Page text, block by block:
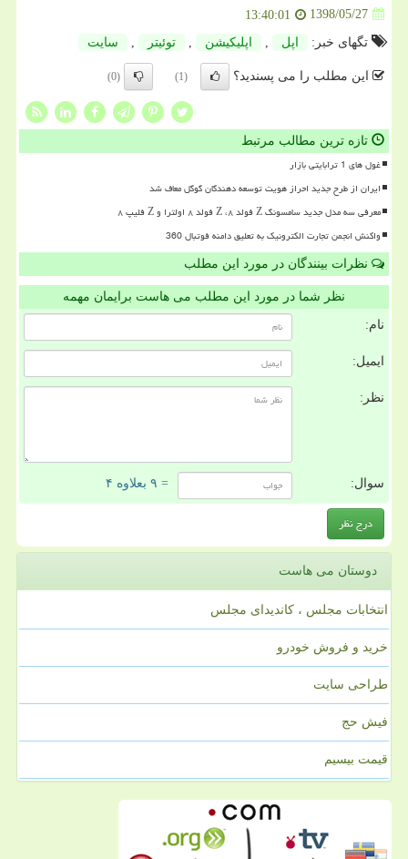
1398/05/27
13:40:01
تگهای خبر:
اپل اپلیكیشن توئیتر سایت
این مطلب را می پسندید؟ (1)
(0)
تازه ترین مطالب مرتبط
غول های 1 ترابایتی بازار
ایران از طرح جدید احراز هویت توسعه دهندگان گوگل معاف شد
معرفی سه مدل جدید سامسونگ Z فولد ۸، Z فولد ۸ اولترا و Z فلیپ ۸
واکنش انجمن تجارت الکترونیک به تعلیق دامنه فوتبال 360
نظرات بینندگان در مورد این مطلب
نظر شما در مورد این مطلب می هاست برایمان مهمه
نام:
ایمیل:
نظر:
سوال: = ۹ بعلاوه ۴
دوستان می هاست
انتخابات مجلس ، کاندیدای مجلس
خرید و فروش خودرو
طراحی سایت
فیش حج
قیمت بیسیم